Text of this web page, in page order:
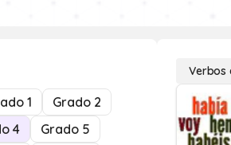
1
Grado 2
4
Grado 5
Verbos